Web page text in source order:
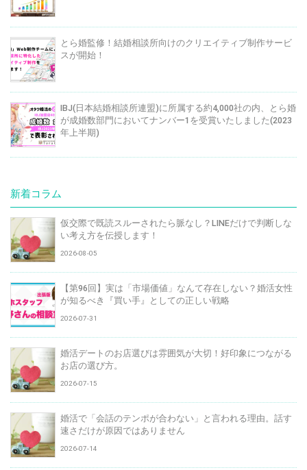
とら婚監修！結婚相談所向けのクリエイティブ制作サービ
スが開始！
IBJ(日本結婚相談所連盟)に所属する約4,000社の内、とら婚
が成婚数部門においてナンバー1を受賞いたしました(2023
年上半期)
新着コラム
仮交際で既読スルーされたら脈なし？LINEだけで判断しな
い考え方を伝授します！
2026-08-05
【第96回】実は「市場価値」なんて存在しない？婚活女性
が知るべき『買い手』としての正しい戦略
2026-07-31
婚活デートのお店選びは雰囲気が大切！好印象につながる
お店の選び方。
2026-07-15
婚活で「会話のテンポが合わない」と言われる理由。話す
速さだけが原因ではありません
2026-07-14